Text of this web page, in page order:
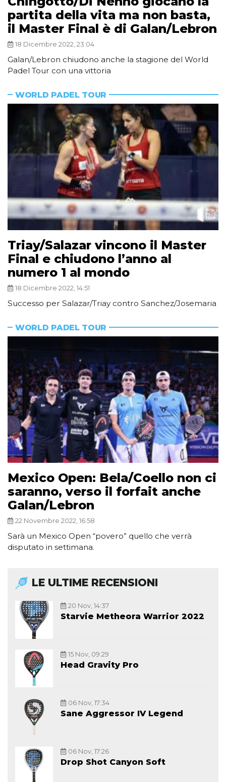
partita della vita ma non basta,
il Master Final è di Galan/Lebron
18 Dicembre 2022, 23:04
Galan/Lebron chiudono anche la stagione del World
Padel Tour con una vittoria
WORLD PADEL TOUR
Triay/Salazar vincono il Master
Final e chiudono l’anno al
numero 1 al mondo
18 Dicembre 2022, 14:51
Successo per Salazar/Triay contro Sanchez/Josemaria
WORLD PADEL TOUR
Mexico Open: Bela/Coello non ci
saranno, verso il forfait anche
Galan/Lebron
22 Novembre 2022, 16:58
Sarà un Mexico Open “povero” quello che verrà
disputato in settimana.
LE ULTIME RECENSIONI
20 Nov, 14:37
Starvie Metheora Warrior 2022
15 Nov, 09:29
Head Gravity Pro
06 Nov, 17:34
Sane Aggressor IV Legend
06 Nov, 17:26
Drop Shot Canyon Soft